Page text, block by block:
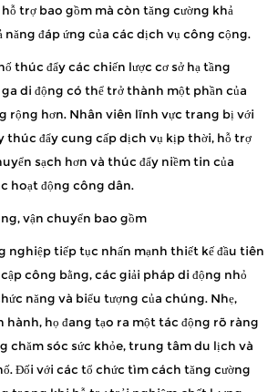
trợ bao gồm mà còn tăng cường khả
năng đáp ứng của các dịch vụ công cộng.
thúc đẩy các chiến lược cơ sở hạ tầng
di động có thể trở thành một phần của
rộng hơn. Nhân viên lĩnh vực trang bị với
thúc đẩy cung cấp dịch vụ kịp thời, hỗ trợ
sạch hơn và thúc đẩy niềm tin của
hoạt động công dân.
vận chuyển bao gồm
nghiệp tiếp tục nhấn mạnh thiết kế đầu tiên
công bằng, các giải pháp di động nhỏ
năng và biểu tượng của chúng. Nhẹ,
hành, họ đang tạo ra một tác động rõ ràng
chăm sóc sức khỏe, trung tâm du lịch và
Đối với các tổ chức tìm cách tăng cường